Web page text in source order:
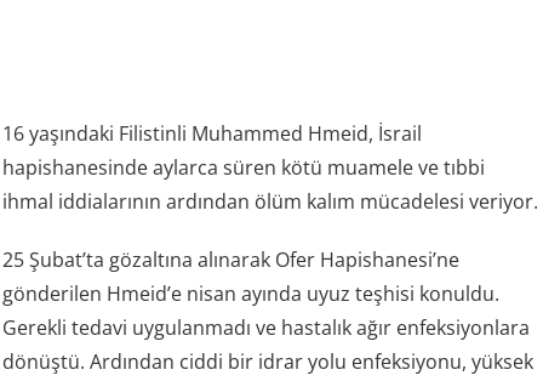
16 yaşındaki Filistinli Muhammed Hmeid, İsrail
hapishanesinde aylarca süren kötü muamele ve tıbbi
ihmal iddialarının ardından ölüm kalım mücadelesi veriyor.
25 Şubat’ta gözaltına alınarak Ofer Hapishanesi’ne
gönderilen Hmeid’e nisan ayında uyuz teşhisi konuldu.
Gerekli tedavi uygulanmadı ve hastalık ağır enfeksiyonlara
dönüştü. Ardından ciddi bir idrar yolu enfeksiyonu, yüksek